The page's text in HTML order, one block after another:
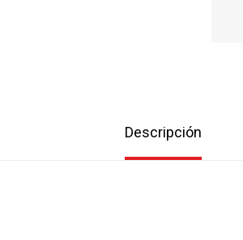
Descripción